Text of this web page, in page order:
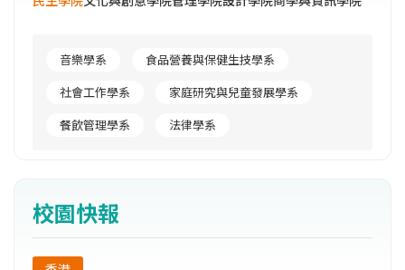
班）、進修學制（含進修學士班、學士二年制
在職專班及碩士在職專班）等。現有專任教師
學卓越大學，北高5個學院各具特色，教學成果
名第二、德國紅點（red dot）設計獎亞太地區
大學排名第三。2014年2月，全球知名評比網站
音樂學系
食品營養與保健生技學系
社會工作學系
家庭研究與兒童發展學系
餐飲管理學系
法律學系
校園快報